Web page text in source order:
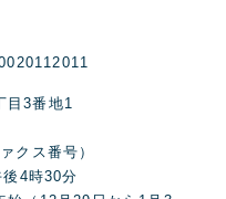
目3番地1
クス番号）
4時30分